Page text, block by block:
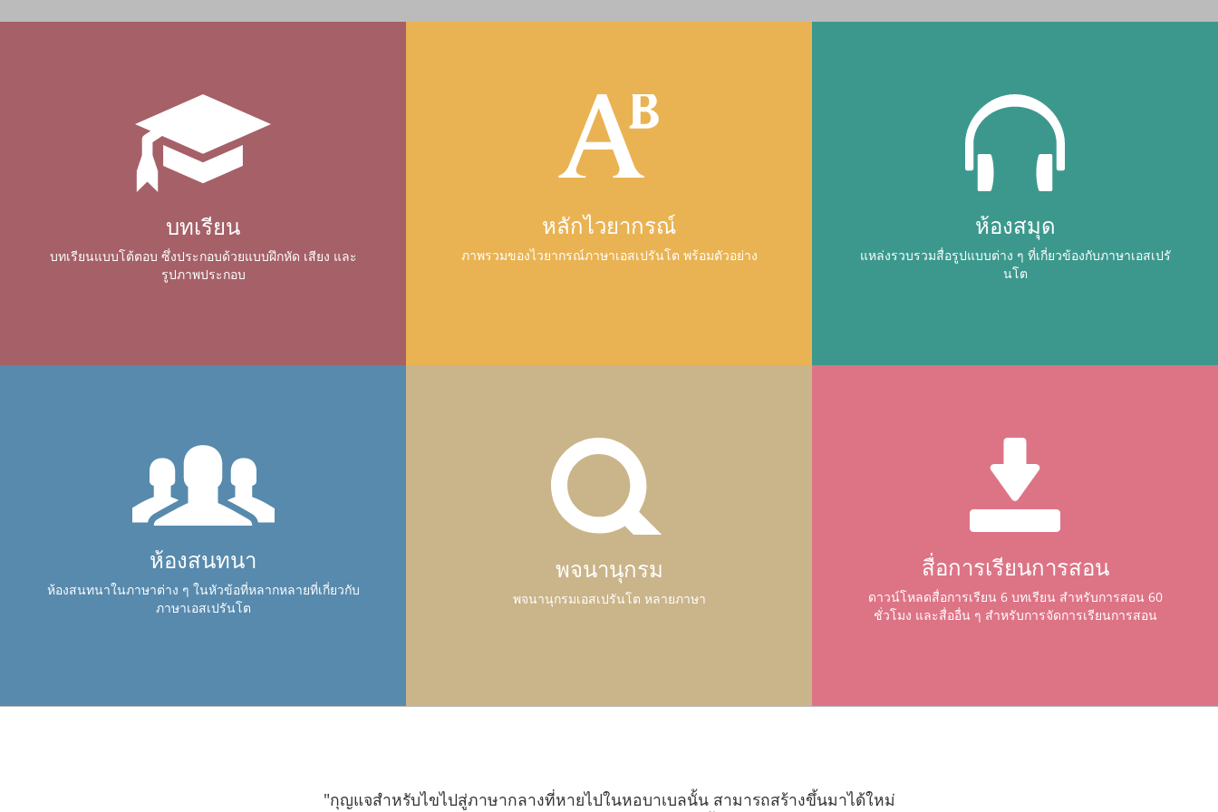
บทเรียน
บทเรียนแบบโต้ตอบ ซึ่งประกอบด้วยแบบฝึกหัด เสียง และ
รูปภาพประกอบ
หลักไวยากรณ์
ภาพรวมของไวยากรณ์ภาษาเอสเปรันโต พร้อมตัวอย่าง
ห้องสมุด
แหล่งรวบรวมสื่อรูปแบบต่าง ๆ ที่เกี่ยวข้องกับภาษาเอสเปรั
นโต
ห้องสนทนา
ห้องสนทนาในภาษาต่าง ๆ ในหัวข้อที่หลากหลายที่เกี่ยวกับ
ภาษาเอสเปรันโต
พจนานุกรม
พจนานุกรมเอสเปรันโต หลายภาษา
สื่อการเรียนการสอน
ดาวน์โหลดสื่อการเรียน 6 บทเรียน สำหรับการสอน 60
ชั่วโมง และสื่ออื่น ๆ สำหรับการจัดการเรียนการสอน
"กุญแจสำหรับไขไปสู่ภาษากลางที่หายไปในหอบาเบลนั้น สามารถสร้างขึ้นมาได้ใหม่